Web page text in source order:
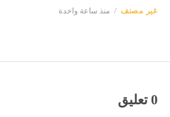
غير مصنف منذ ساعة واحدة
0 تعليق